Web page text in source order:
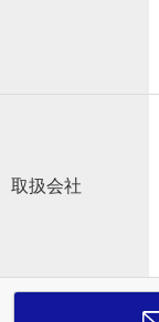
取扱会社